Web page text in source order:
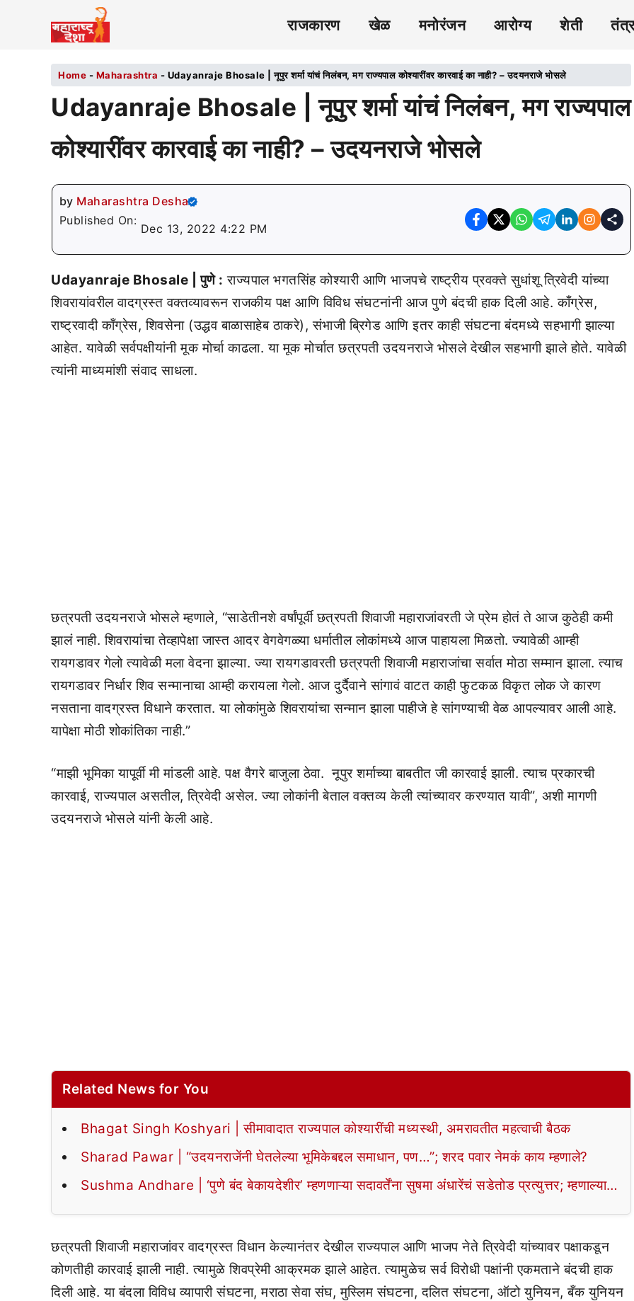
राजकारण खेळ मनोरंजन आरोग्य शेती
Home - Maharashtra - Udayanraje Bhosale | नूपुर शर्मा यांचं निलंबन, मग राज्यपाल कोश्यारींवर कारवाई का नाही? – उदयनराजे भोसले
Udayanraje Bhosale | नूपुर शर्मा यांचं निलंबन, मग राज्यपाल
कोश्यारींवर कारवाई का नाही? – उदयनराजे भोसले
by Maharashtra Desha
Published On:
Dec 13, 2022 4:22 PM
Udayanraje Bhosale | पुणे : राज्यपाल भगतसिंह कोश्यारी आणि भाजपचे राष्ट्रीय प्रवक्ते सुधांशू त्रिवेदी यांच्या
शिवरायांवरील वादग्रस्त वक्तव्यावरून राजकीय पक्ष आणि विविध संघटनांनी आज पुणे बंदची हाक दिली आहे. काँग्रेस,
राष्ट्रवादी काँग्रेस, शिवसेना (उद्धव बाळासाहेब ठाकरे), संभाजी ब्रिगेड आणि इतर काही संघटना बंदमध्ये सहभागी झाल्या
आहेत. यावेळी सर्वपक्षीयांनी मूक मोर्चा काढला. या मूक मोर्चात छत्रपती उदयनराजे भोसले देखील सहभागी झाले होते. यावेळी
त्यांनी माध्यमांशी संवाद साधला.
छत्रपती उदयनराजे भोसले म्हणाले, “साडेतीनशे वर्षांपूर्वी छत्रपती शिवाजी महाराजांवरती जे प्रेम होतं ते आज कुठेही कमी
झालं नाही. शिवरायांचा तेव्हापेक्षा जास्त आदर वेगवेगळ्या धर्मातील लोकांमध्ये आज पाहायला मिळतो. ज्यावेळी आम्ही
रायगडावर गेलो त्यावेळी मला वेदना झाल्या. ज्या रायगडावरती छत्रपती शिवाजी महाराजांचा सर्वात मोठा सम्मान झाला. त्याच
रायगडावर निर्धार शिव सन्मानाचा आम्ही करायला गेलो. आज दुर्दैवाने सांगावं वाटत काही फुटकळ विकृत लोक जे कारण
नसताना वादग्रस्त विधाने करतात. या लोकांमुळे शिवरायांचा सन्मान झाला पाहीजे हे सांगण्याची वेळ आपल्यावर आली आहे.
यापेक्षा मोठी शोकांतिका नाही.”
“माझी भूमिका यापूर्वी मी मांडली आहे. पक्ष वैगरे बाजुला ठेवा. नूपुर शर्माच्या बाबतीत जी कारवाई झाली. त्याच प्रकारची
कारवाई, राज्यपाल असतील, त्रिवेदी असेल. ज्या लोकांनी बेताल वक्तव्य केली त्यांच्यावर करण्यात यावी”, अशी मागणी
उदयनराजे भोसले यांनी केली आहे.
Related News for You
Bhagat Singh Koshyari | सीमावादात राज्यपाल कोश्यारींची मध्यस्थी, अमरावतीत महत्वाची बैठक
Sharad Pawar | “उदयनराजेंनी घेतलेल्या भूमिकेबद्दल समाधान, पण…”; शरद पवार नेमकं काय म्हणाले?
Sushma Andhare | ‘पुणे बंद बेकायदेशीर’ म्हणणाऱ्या सदावर्तेंना सुषमा अंधारेंचं सडेतोड प्रत्युत्तर; म्हणाल्या…
छत्रपती शिवाजी महाराजांवर वादग्रस्त विधान केल्यानंतर देखील राज्यपाल आणि भाजप नेते त्रिवेदी यांच्यावर पक्षाकडून
कोणतीही कारवाई झाली नाही. त्यामुळे शिवप्रेमी आक्रमक झाले आहेत. त्यामुळेच सर्व विरोधी पक्षांनी एकमताने बंदची हाक
दिली आहे. या बंदला विविध व्यापारी संघटना, मराठा सेवा संघ, मुस्लिम संघटना, दलित संघटना, ऑटो युनियन, बँक युनियन